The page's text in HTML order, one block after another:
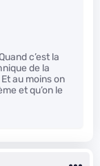
c’est la
de la
au moins on
et qu’on le